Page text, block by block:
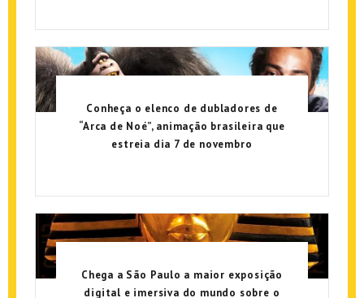
Conheça o elenco de dubladores de
“Arca de Noé”, animação brasileira que
estreia dia 7 de novembro
Chega a São Paulo a maior exposição
digital e imersiva do mundo sobre o